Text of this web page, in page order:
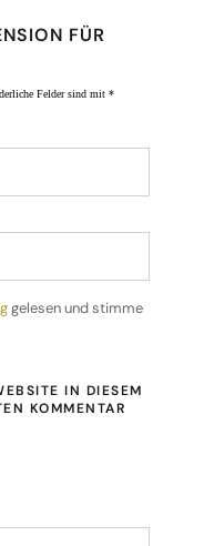
FÜR
Felder sind mit *
gelesen und stimme
IN DIESEM
KOMMENTAR